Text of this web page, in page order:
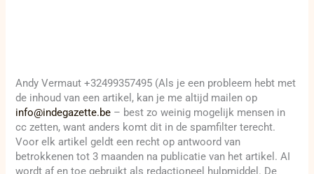
Andy Vermaut +32499357495 (Als je een probleem hebt met
de inhoud van een artikel, kan je me altijd mailen op
info@indegazette.be – best zo weinig mogelijk mensen in
cc zetten, want anders komt dit in de spamfilter terecht.
Voor elk artikel geldt een recht op antwoord van
betrokkenen tot 3 maanden na publicatie van het artikel. AI
wordt af en toe gebruikt als redactioneel hulpmiddel. De